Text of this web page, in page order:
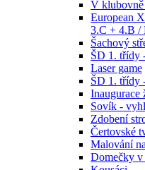
V
European
3.C + 4.B /
Šachový
ŠD 1. třídy
Laser game
ŠD 1. třídy
Inaugurace
Sovík -
Zdobení
Čertovské
Malování
Domečky v